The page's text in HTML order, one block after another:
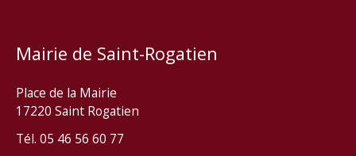
Mairie de Saint-Rogatien
Place de la Mairie
17220 Saint Rogatien
Tél. 05 46 56 60 77